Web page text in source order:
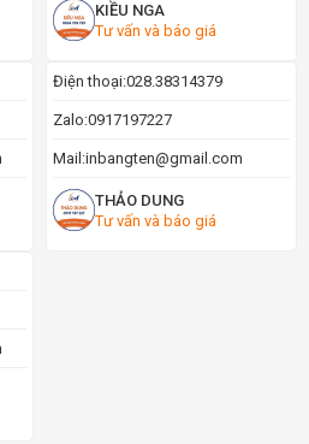
KIỀU NGA
Tư vấn và báo giá
Điện thoại:028.38314379
Zalo:0917197227
Mail:inbangten@gmail.com
THẢO DUNG
Tư vấn và báo giá